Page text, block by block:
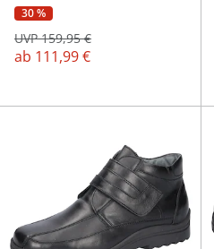
30 %
ab 111,99 €
UVP 159,95 €